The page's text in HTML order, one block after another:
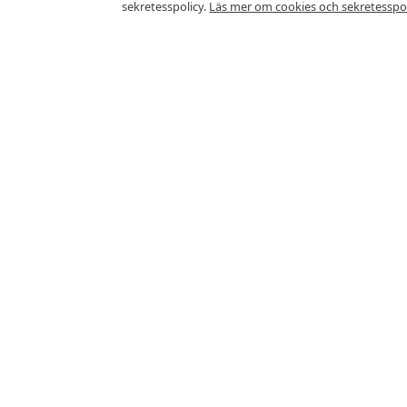
sekretesspolicy. Läs mer om cookies och